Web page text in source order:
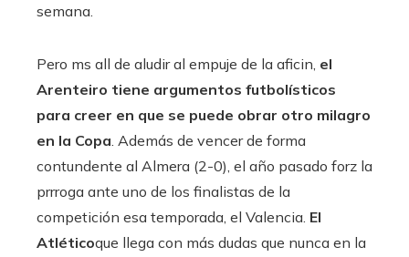
semana.
Pero ms all de aludir al empuje de la aficin, el
Arenteiro tiene argumentos futbolísticos
para creer en que se puede obrar otro milagro
en la Copa. Además de vencer de forma
contundente al Almera (2-0), el año pasado forz la
prrroga ante uno de los finalistas de la
competición esa temporada, el Valencia. El
Atléticoque llega con más dudas que nunca en la